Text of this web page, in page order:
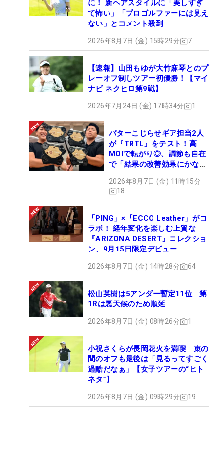
に！ 新ヘアスタイルに「美しすぎ
て怖い」「プロゴルファーには見え
ない」とコメント殺到
2026年8月7日 (金) 15時29分 7
【速報】山田もゆが大竹麻琴とのプ
レーオフ制しツアー初優勝！【マイ
ナビ ネクヒロ第9戦】
2026年7月24日 (金) 17時34分 1
パターこじらせギア担当2人
が『TRTL』をテスト！高
MOIで転がり◎、調節も自在
で「結果の改善効果にかなり
2026年8月7日 (金) 11時15分
18
「PING」×「ECCO Leather」がコ
ラボ！ 経年変化を楽しむ上質な
『ARIZONA DESERT』コレクショ
ン、9月15日限定デビュー
2026年8月7日 (金) 14時28分 64
松山英樹は5アンダー暫定11位 第
1Rは悪天候のため順延
2026年8月7日 (金) 08時26分 1
小祝さくらが長岡花火を満喫 束の
間のオフも最後は「見るってすごく
過酷だなぁ」【女子ツアーの“ヒト
ネタ”】
2026年8月7日 (金) 09時29分 19